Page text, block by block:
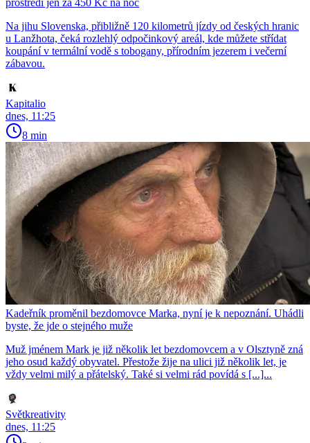
prostředí jen za 450 Kč na noc
Na jihu Slovenska, přibližně 120 kilometrů jízdy od českých hranic
u Lanžhota, čeká rozlehlý odpočinkový areál, kde můžete střídat
koupání v termální vodě s tobogany, přírodním jezerem i večerní
zábavou.
Kapitalio
dnes, 11:25
8 min
Kadeřník proměnil bezdomovce Marka, nyní je k nepoznání. Uhádli
byste, že jde o stejného muže
Muž jménem Mark je již několik let bezdomovcem a v Olsztyně zná
jeho osud každý obyvatel. Přestože žije na ulici již několik let, je
vždy velmi milý a přátelský. Také si velmi rád povídá s [...]...
Světkreativity
dnes, 11:25